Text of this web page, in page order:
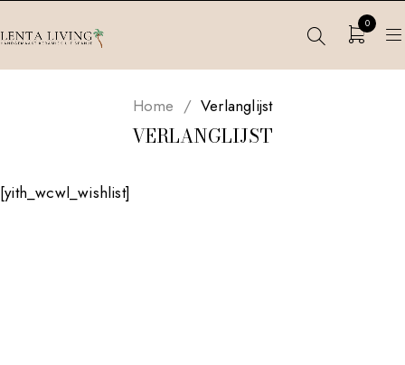
0
VERLANGLIJST
Home / Verlanglijst
[yith_wcwl_wishlist]